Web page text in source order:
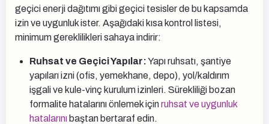
geçici enerji dağıtımı gibi geçici tesisler de bu kapsamda
izin ve uygunluk ister. Aşağıdaki kısa kontrol listesi,
minimum gereklilikleri sahaya indirir:
Ruhsat ve Geçici Yapılar:Yapı ruhsatı, şantiye
yapıları izni (ofis, yemekhane, depo), yol/kaldırım
işgali ve kule-vinç kurulum izinleri. Sürekliliği bozan
formalite hatalarını önlemek içinruhsat ve uygunluk
hatalarını baştan bertaraf edin.